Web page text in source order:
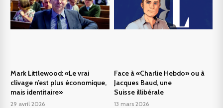
Mark Littlewood: «Le vrai
clivage n’est plus économique,
mais identitaire»
29 avril 2026
Face à «Charlie Hebdo» ou à
Jacques Baud, une
Suisse illibérale
13 mars 2026